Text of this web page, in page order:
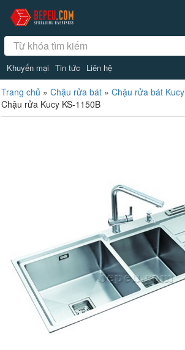
Khuyến mại Tin tức Liên hệ
Trang chủ » Chậu rửa bát » Chậu rửa bát Kucy
Chậu rửa Kucy KS-1150B